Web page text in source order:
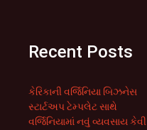
Recent Posts
કેરિકાની વર્જિનિયા બિઝનેસ
સ્ટાર્ટઅપ ટેમ્પલેટ સાથે
વર્જિનિયામાં નવું વ્યવસાય કેવી